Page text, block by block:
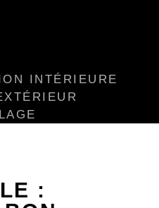
INTÉRIEURE
: